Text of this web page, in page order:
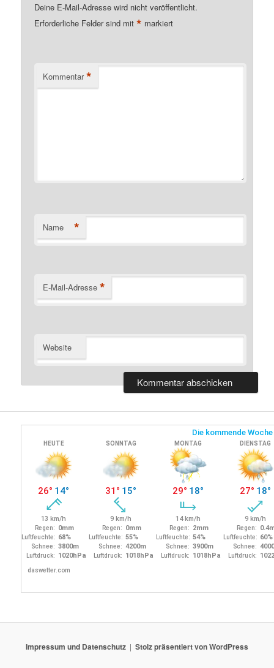
Deine E-Mail-Adresse wird nicht veröffentlicht.
Erforderliche Felder sind mit* markiert
Kommentar *
Name *
E-Mail-Adresse *
Website
Impressum und Datenschutz Stolz präsentiert von WordPress